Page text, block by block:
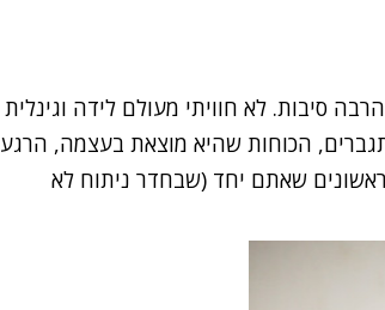
סיבות. לא חוויתי מעולם לידה וגינלית
הכוחות שהיא מוצאת בעצמה, הרגע
שאתם יחד (שבחדר ניתוח לא